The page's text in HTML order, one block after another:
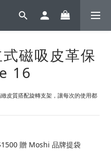
磁吸皮革保
16
皮質搭配旋轉支架，讓每次的使用都
贈 Moshi 品牌提袋